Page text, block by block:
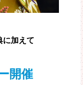
に加えて
開催